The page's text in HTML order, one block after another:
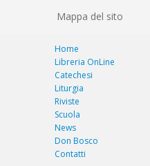
Mappa del sito
Home
Libreria OnLine
Catechesi
Liturgia
Riviste
Scuola
News
Don Bosco
Contatti